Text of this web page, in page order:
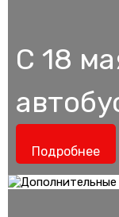
С 18
Подробнее